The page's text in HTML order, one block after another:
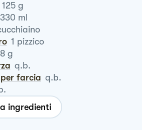
125 g
330 ml
1 pizzico
8 g
q.b.
per farcia q.b.
ingredienti